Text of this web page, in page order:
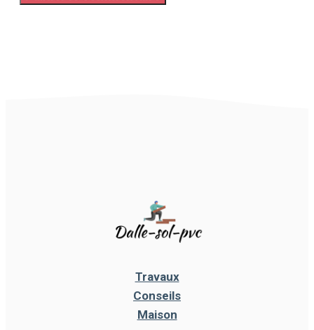
Travaux
Conseils
Maison